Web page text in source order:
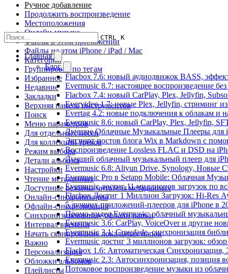
CTRL K
Главная
Блог
Flacbox 7.6: новый аудиодвижок BASS,
Evermusic 8.7: настоящее воспроизведение
Flacbox 7.4: новый CarPlay, Plex, Jellyfin,
Evervideo 1.7: новые Plex, Jellyfin, стриминг
Evertag 4.2: новые подключения к облакам и
Evermusic 8.6: новый CarPlay, Plex, Jellyfin,
Лучшие Облачные Музыкальные Плееры для
Экспорт постов блога Wix в Markdown с
Воспроизведение Lossless FLAC и DSD на
Лучший облачный музыкальный плеер для
Evermusic 6.8: Aliyun Drive, Synology, Новые
Evermusic Pro в Setapp Mobile: Облачная
Evermusic достиг 11 миллионов загрузок по
Flacbox Достиг 1 Миллион Загрузок: Hi-Res
5 лучших приложений-плееров для iPhone в
Промо-видео Evermusic: облачный
Evermusic 3.6: CarPlay, VoiceOver и другие
Evermusic 3.1: Crossfade, синхронизация
Evermusic достиг 3 миллионов загрузок:
Flacbox 1.6: Автоматическая
Evermusic 2.3: Автосинхронизация, позиция
Потоковое воспроизведение музыки из
Ручное добавление
Продолжить воспроизведение
Местоположения
Онлайн-музыка
Файлы в этом приложении
Файлы на этом iPhone / iPad / Mac
Категории
Группировка по тегам
Избранное
Недавние
Закладки
Верхняя панель инструментов
Поиск
Меню параметров
Для отдельных песен
Для коллекций треков
Режим выбора
Детали альбома
Настройки
Чтение метаданных
Доступные режимы читателя метаданных
Онлайн-синхронизация
Офлайн-синхронизация
Синхронизированные офлайн папки
Интервал времени
Начать сканирование локальных папок
Важно
Персонализация
Обложки альбомов
Плейлисты